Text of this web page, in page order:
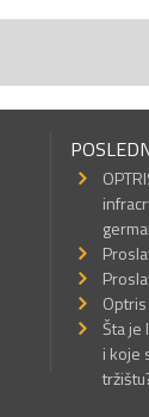
Šta je
i koje